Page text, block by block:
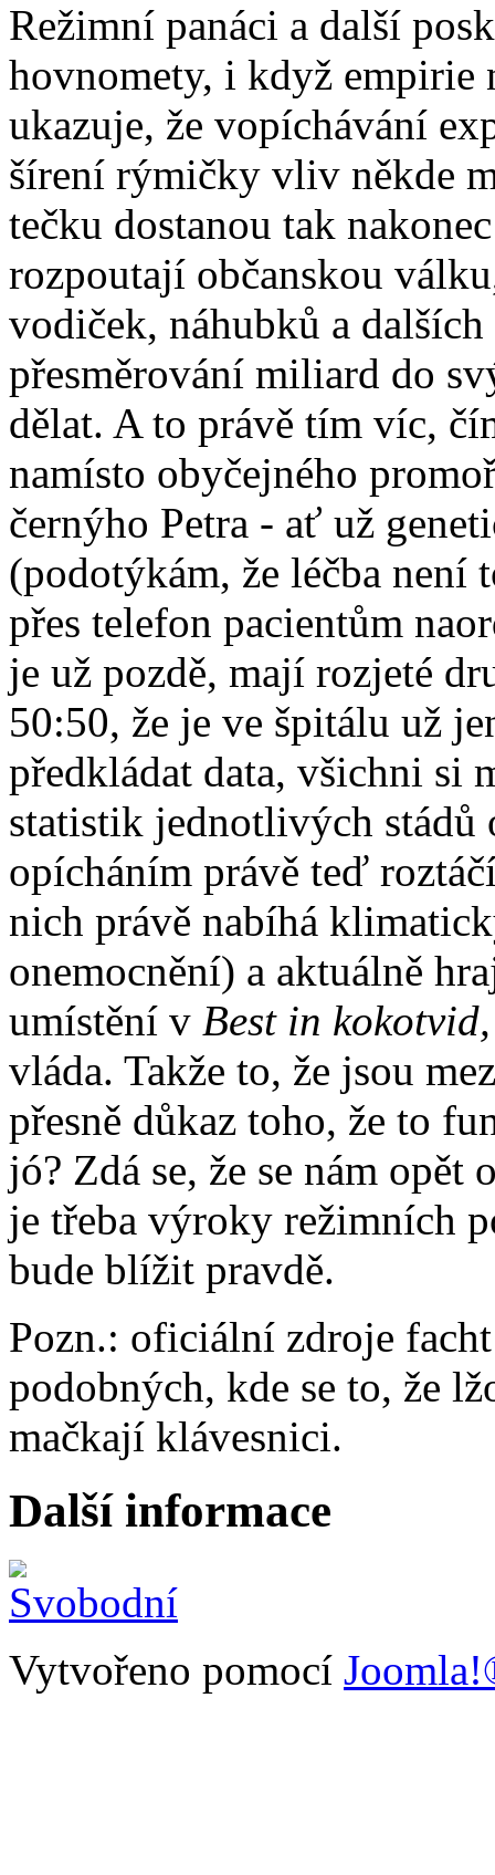
Režimní panáci a další
hovnomety, i když empirie
ukazuje, že vopíchávání
šírení rýmičky vliv někde
tečku dostanou tak
rozpoutají občanskou
vodiček, náhubků a
přesměrování miliard do
dělat. A to právě tím víc,
namísto obyčejného
černýho Petra - ať už
(podotýkám, že léčba není
přes telefon pacientům
je už pozdě, mají rozjeté
50:50, že je ve špitálu už
předkládat data, všichni si
statistik jednotlivých stádů
opícháním právě teď
nich právě nabíhá
onemocnění) a aktuálně
umístění v Best in
vláda. Takže to, že jsou
přesně důkaz toho, že to
jó? Zdá se, že se nám
je třeba výroky režimních
bude blížit pravdě.
Pozn.: oficiální zdroje
podobných, kde se to, že
mačkají klávesnici.
Další informace
Vytvořeno pomocí